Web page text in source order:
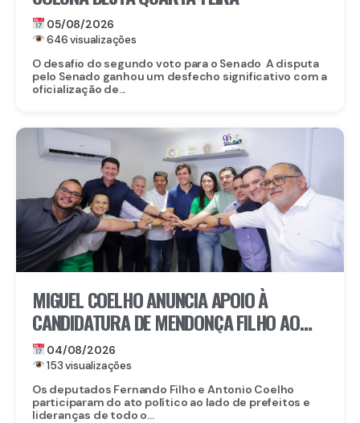
05/08/2026
646 visualizações
O desafio do segundo voto para o Senado A disputa
pelo Senado ganhou um desfecho significativo com a
oficialização de...
MIGUEL COELHO ANUNCIA APOIO À
CANDIDATURA DE MENDONÇA FILHO AO
SENADO
04/08/2026
153 visualizações
Os deputados Fernando Filho e Antonio Coelho
participaram do ato político ao lado de prefeitos e
lideranças de todo o...